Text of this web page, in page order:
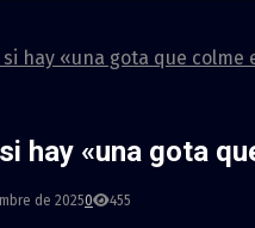
hay «una gota que
hay «una gota
de 20250 455